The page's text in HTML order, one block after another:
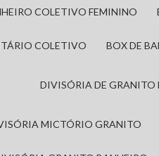
COLETIVO FEMININO
COLETIVO BOX DE
DIVISÓRIA DE
MICTÓRIO GRANITO